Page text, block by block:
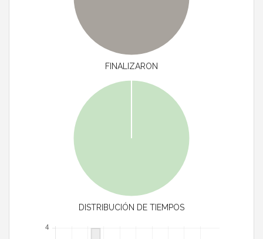
FINALIZARON
DISTRIBUCIÓN DE TIEMPOS